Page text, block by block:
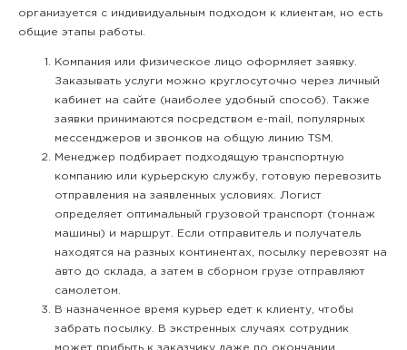
организуется с индивидуальным подходом к клиентам, но есть
общие этапы работы.
Компания или физическое лицо оформляет заявку.
Заказывать услуги можно круглосуточно через личный
кабинет на сайте (наиболее удобный способ). Также
заявки принимаются посредством e-mail, популярных
мессенджеров и звонков на общую линию TSM.
Менеджер подбирает подходящую транспортную
компанию или курьерскую службу, готовую перевозить
отправления на заявленных условиях. Логист
определяет оптимальный грузовой транспорт (тоннаж
машины) и маршрут. Если отправитель и получатель
находятся на разных континентах, посылку перевозят на
авто до склада, а затем в сборном грузе отправляют
самолетом.
В назначенное время курьер едет к клиенту, чтобы
забрать посылку. В экстренных случаях сотрудник
может прибыть к заказчику даже по окончании